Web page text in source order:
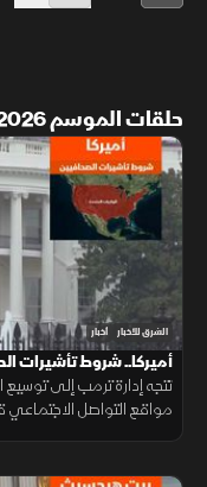
حلقات الموسم 2026
الشرق للأخبار أخبار
أميركا.. شروط تأشيرات
تتجه إدارة ترمب إلى
مواقع التواصل الاجتماعي